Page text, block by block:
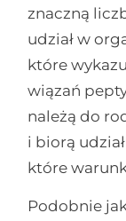
znaczną
udział w
które
wiązań
należą do
i biorą
które
Podobnie